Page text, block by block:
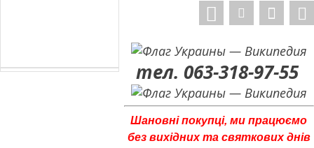
тел. 063-318-97-55
Шановні покупці, ми працюємо
без вихідних та святкових днів